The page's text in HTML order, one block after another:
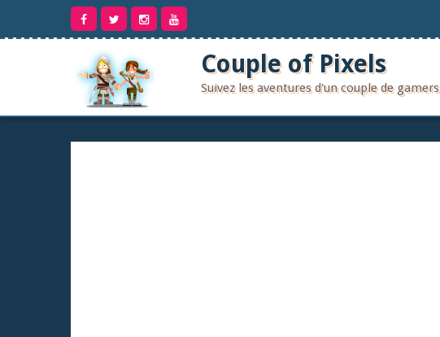
contenu
Couple of Pixels
Suivez les aventures d'un couple de gamers